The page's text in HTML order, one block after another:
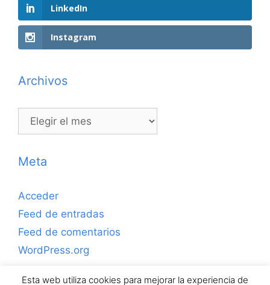
LinkedIn
Instagram
Archivos
Archivos
Meta
Acceder
Feed de entradas
Feed de comentarios
WordPress.org
Esta web utiliza cookies para mejorar la experiencia de